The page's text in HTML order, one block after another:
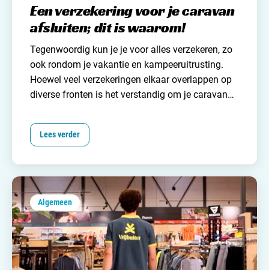
Een verzekering voor je caravan
afsluiten; dit is waarom!
Tegenwoordig kun je je voor alles verzekeren, zo
ook rondom je vakantie en kampeeruitrusting.
Hoewel veel verzekeringen elkaar overlappen op
diverse fronten is het verstandig om je caravan
diefstal kan iedereen overkomen. Daarnaast kun
je ook je inboedel, voortent en zelfs je mover
en waar je op moet letten wanneer je dit doet.
Lees verder
Algemeen